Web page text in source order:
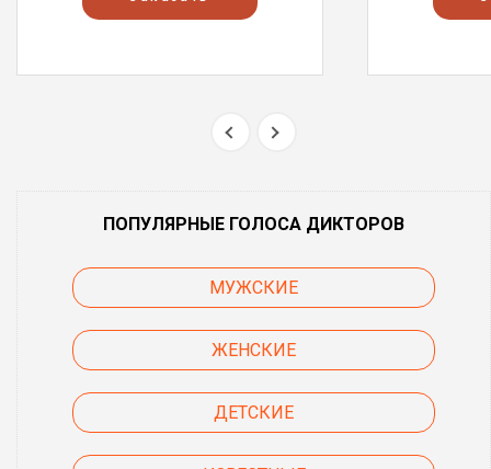
ПОПУЛЯРНЫЕ ГОЛОСА ДИКТОРОВ
МУЖСКИЕ
ЖЕНСКИЕ
ДЕТСКИЕ